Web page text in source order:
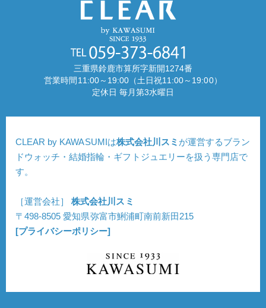
三重県鈴鹿市算所字新開1274番
営業時間11:00～19:00（土日祝11:00～19:00）
定休日 毎月第3水曜日
CLEAR by KAWASUMIは株式会社川スミ が運営するブラン
ドウォッチ・結婚指輪・ギフトジュエリーを扱う専門店で
す。
［運営会社］株式会社川スミ
〒498-8505 愛知県弥富市鯏浦町南前新田215
[プライバシーポリシー]